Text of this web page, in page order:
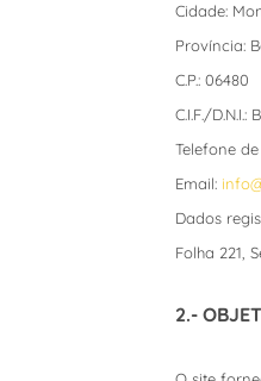
Cidade:
Província:
C.P.: 06480
C.I.F./D.N.I.:
Telefone
Email:
Dados
Folha 221,
2.-